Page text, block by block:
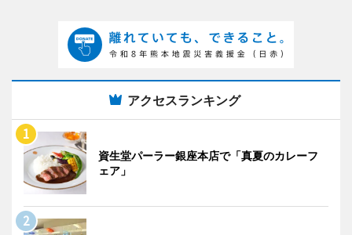
アクセスランキング
資生堂パーラー銀座本店で「真夏のカレーフ
ェア」